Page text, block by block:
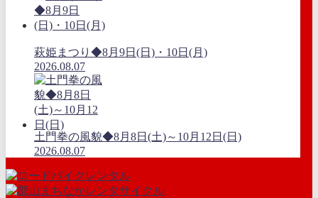
萩姫まつり◆8月9日(日)・10日(月)
2026.08.07
土門拳の風貌◆8月8日(土)～10月12日(日)
2026.08.07